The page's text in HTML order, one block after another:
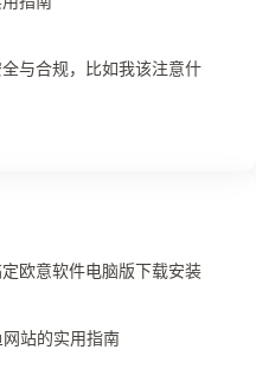
与合规，比如我该注意什
欧意软件电脑版下载安装
站的实用指南